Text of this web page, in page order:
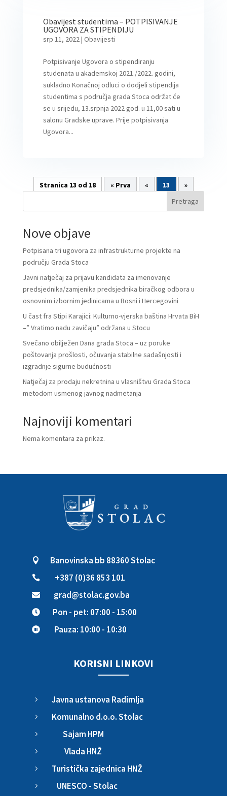
Obavijest studentima – POTPISIVANJE
UGOVORA ZA STIPENDIJU
srp 11, 2022| Obavijesti
Potpisivanje Ugovora o stipendiranju
studenata u akademskoj 2021./2022. godini,
sukladno Konačnoj odluci o dodjeli stipendija
studentima s područja grada Stoca održat će
se u srijedu, 13.srpnja 2022 god. u 11,00 sati u
salonu Gradske uprave. Prije potpisivanja
Ugovora...
Stranica 13 od 18 « Prva « 13
»
Pretraga
Nove objave
Potpisana tri ugovora za infrastrukturne projekte na
području Grada Stoca
Javni natječaj za prijavu kandidata za imenovanje
predsjednika/zamjenika predsjednika biračkog odbora u
osnovnim izbornim jedinicama u Bosni i Hercegovini
U čast fra Stipi Karajici: Kulturno-vjerska baština Hrvata BiH
–” Vratimo nadu zavičaju” održana u Stocu
Svečano obilježen Dana grada Stoca – uz poruke
poštovanja prošlosti, očuvanja stabilne sadašnjosti i
izgradnje sigurne budućnosti
Natječaj za prodaju nekretnina u vlasništvu Grada Stoca
metodom usmenog javnog nadmetanja
Najnoviji komentari
Nema komentara za prikaz.
 Banovinska bb 88360 Stolac
 +387 (0)36 853 101
 grad@stolac.gov.ba
 Pon - pet: 07:00 - 15:00
 Pauza: 10:00 - 10:30
KORISNI LINKOVI
5 Javna ustanova Radimlja
5 Komunalno d.o.o. Stolac
5 Sajam HPM
5 Vlada HNŽ
5 Turistička zajednica HNŽ
5 UNESCO - Stolac